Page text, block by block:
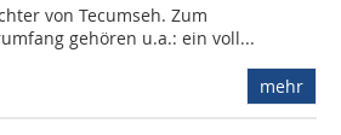
von Tecumseh. Zum
gehören u.a.: ein voll...
mehr